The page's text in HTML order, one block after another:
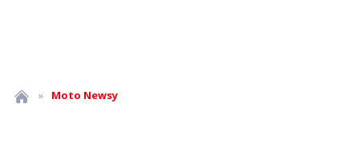
» Moto Newsy